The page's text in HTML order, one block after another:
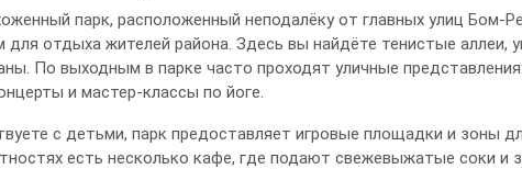
парк, расположенный неподалёку от главных улиц
отдыха жителей района. Здесь вы найдёте тенистые аллеи,
По выходным в парке часто проходят уличные
и мастер‑классы по йоге.
с детьми, парк предоставляет игровые площадки и зоны
есть несколько кафе, где подают свежевыжатые соки и